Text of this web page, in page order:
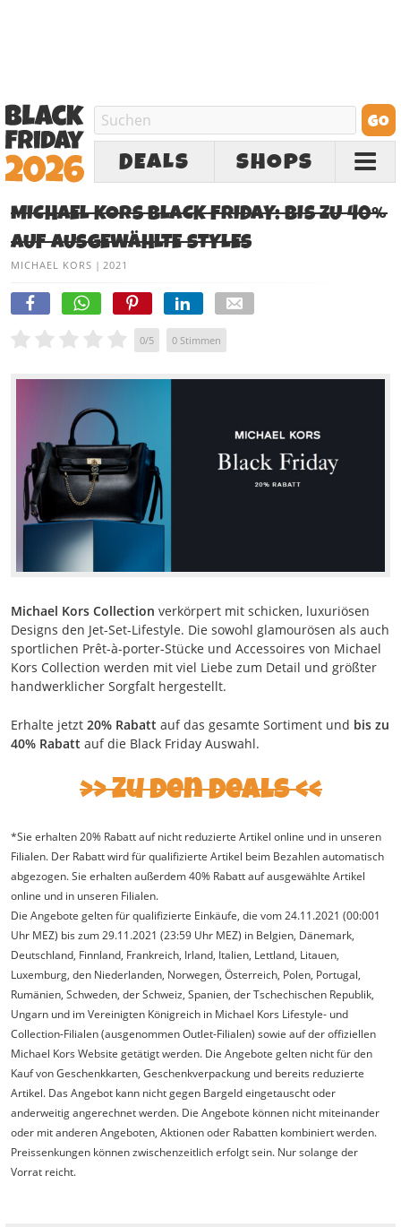
DEALS SHOPS
MICHAEL KORS BLACK FRIDAY: BIS ZU 40%
AUF AUSGEWÄHLTE STYLES
MICHAEL KORS | 2021
0/5 0 Stimmen
Michael Kors Collection verkörpert mit schicken, luxuriösen
Designs den Jet-Set-Lifestyle. Die sowohl glamourösen als auch
sportlichen Prêt-à-porter-Stücke und Accessoires von Michael
Kors Collection werden mit viel Liebe zum Detail und größter
handwerklicher Sorgfalt hergestellt.
Erhalte jetzt 20% Rabatt auf das gesamte Sortiment und bis zu
40% Rabatt auf die Black Friday Auswahl.
Zu den Deals
*Sie erhalten 20% Rabatt auf nicht reduzierte Artikel online und in unseren
Filialen. Der Rabatt wird für qualifizierte Artikel beim Bezahlen automatisch
abgezogen. Sie erhalten außerdem 40% Rabatt auf ausgewählte Artikel
online und in unseren Filialen.
Die Angebote gelten für qualifizierte Einkäufe, die vom 24.11.2021 (00:001
Uhr MEZ) bis zum 29.11.2021 (23:59 Uhr MEZ) in Belgien, Dänemark,
Deutschland, Finnland, Frankreich, Irland, Italien, Lettland, Litauen,
Luxemburg, den Niederlanden, Norwegen, Österreich, Polen, Portugal,
Rumänien, Schweden, der Schweiz, Spanien, der Tschechischen Republik,
Ungarn und im Vereinigten Königreich in Michael Kors Lifestyle- und
Collection-Filialen (ausgenommen Outlet-Filialen) sowie auf der offiziellen
Michael Kors Website getätigt werden. Die Angebote gelten nicht für den
Kauf von Geschenkkarten, Geschenkverpackung und bereits reduzierte
Artikel. Das Angebot kann nicht gegen Bargeld eingetauscht oder
anderweitig angerechnet werden. Die Angebote können nicht miteinander
oder mit anderen Angeboten, Aktionen oder Rabatten kombiniert werden.
Preissenkungen können zwischenzeitlich erfolgt sein. Nur solange der
Vorrat reicht.